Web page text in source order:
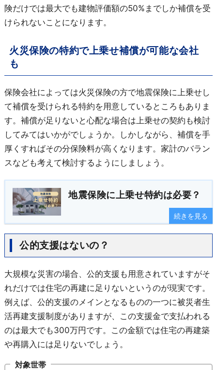
険だけでは最大でも建物評価額の50%までしか補償を受
けられないことになります。
火災保険の特約で上乗せ補償が可能な会社
も
保険会社によっては火災保険の方で地震保険に上乗せし
て補償を受けられる特約を用意しているところもありま
す。補償が足りないと心配な場合は上乗せの契約も検討
してみてはいかがでしょうか。しかしながら、補償を手
厚くすればその分保険料が高くなります。家計のバラン
スなども考えて検討するようにしましょう。
地震保険に上乗せ特約は必要？
続きを見る
公的支援はないの？
大規模な災害の場合、公的支援も用意されていますがそ
れだけでは住宅の再建に足りないというのが現実です。
例えば、公的支援のメインとなるものの一つに被災者生
活再建支援制度がありますが、この支援金で支払われる
のは最大でも300万円です。この金額では住宅の再建築
や再購入には足りないでしょう。
対象世帯